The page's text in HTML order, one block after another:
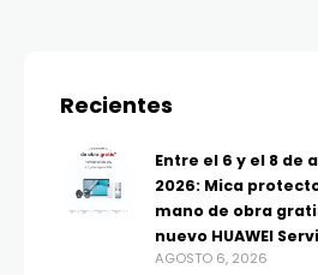
Recientes
Entre el 6 y el 8 de
2026: Mica
mano de obra
nuevo HUAWEI
AGOSTO 6, 2026